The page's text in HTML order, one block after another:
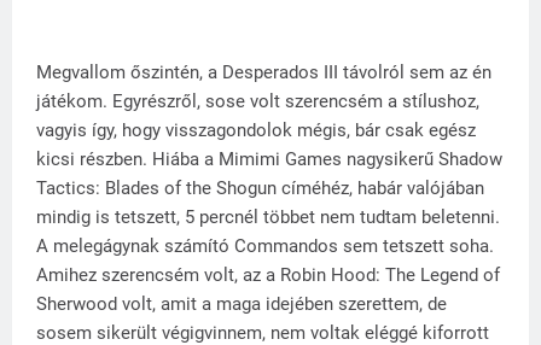
Megvallom őszintén, a Desperados III távolról sem az én
játékom. Egyrészről, sose volt szerencsém a stílushoz,
vagyis így, hogy visszagondolok mégis, bár csak egész
kicsi részben. Hiába a Mimimi Games nagysikerű Shadow
Tactics: Blades of the Shogun címéhéz, habár valójában
mindig is tetszett, 5 percnél többet nem tudtam beletenni.
A melegágynak számító Commandos sem tetszett soha.
Amihez szerencsém volt, az a Robin Hood: The Legend of
Sherwood volt, amit a maga idejében szerettem, de
sosem sikerült végigvinnem, nem voltak eléggé kiforrott